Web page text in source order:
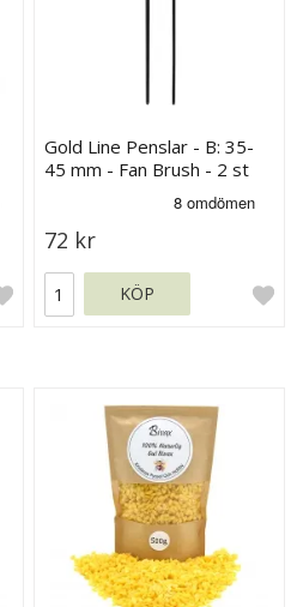
Gold Line Penslar - B: 35-
45 mm - Fan Brush - 2 st
72 kr
KÖP